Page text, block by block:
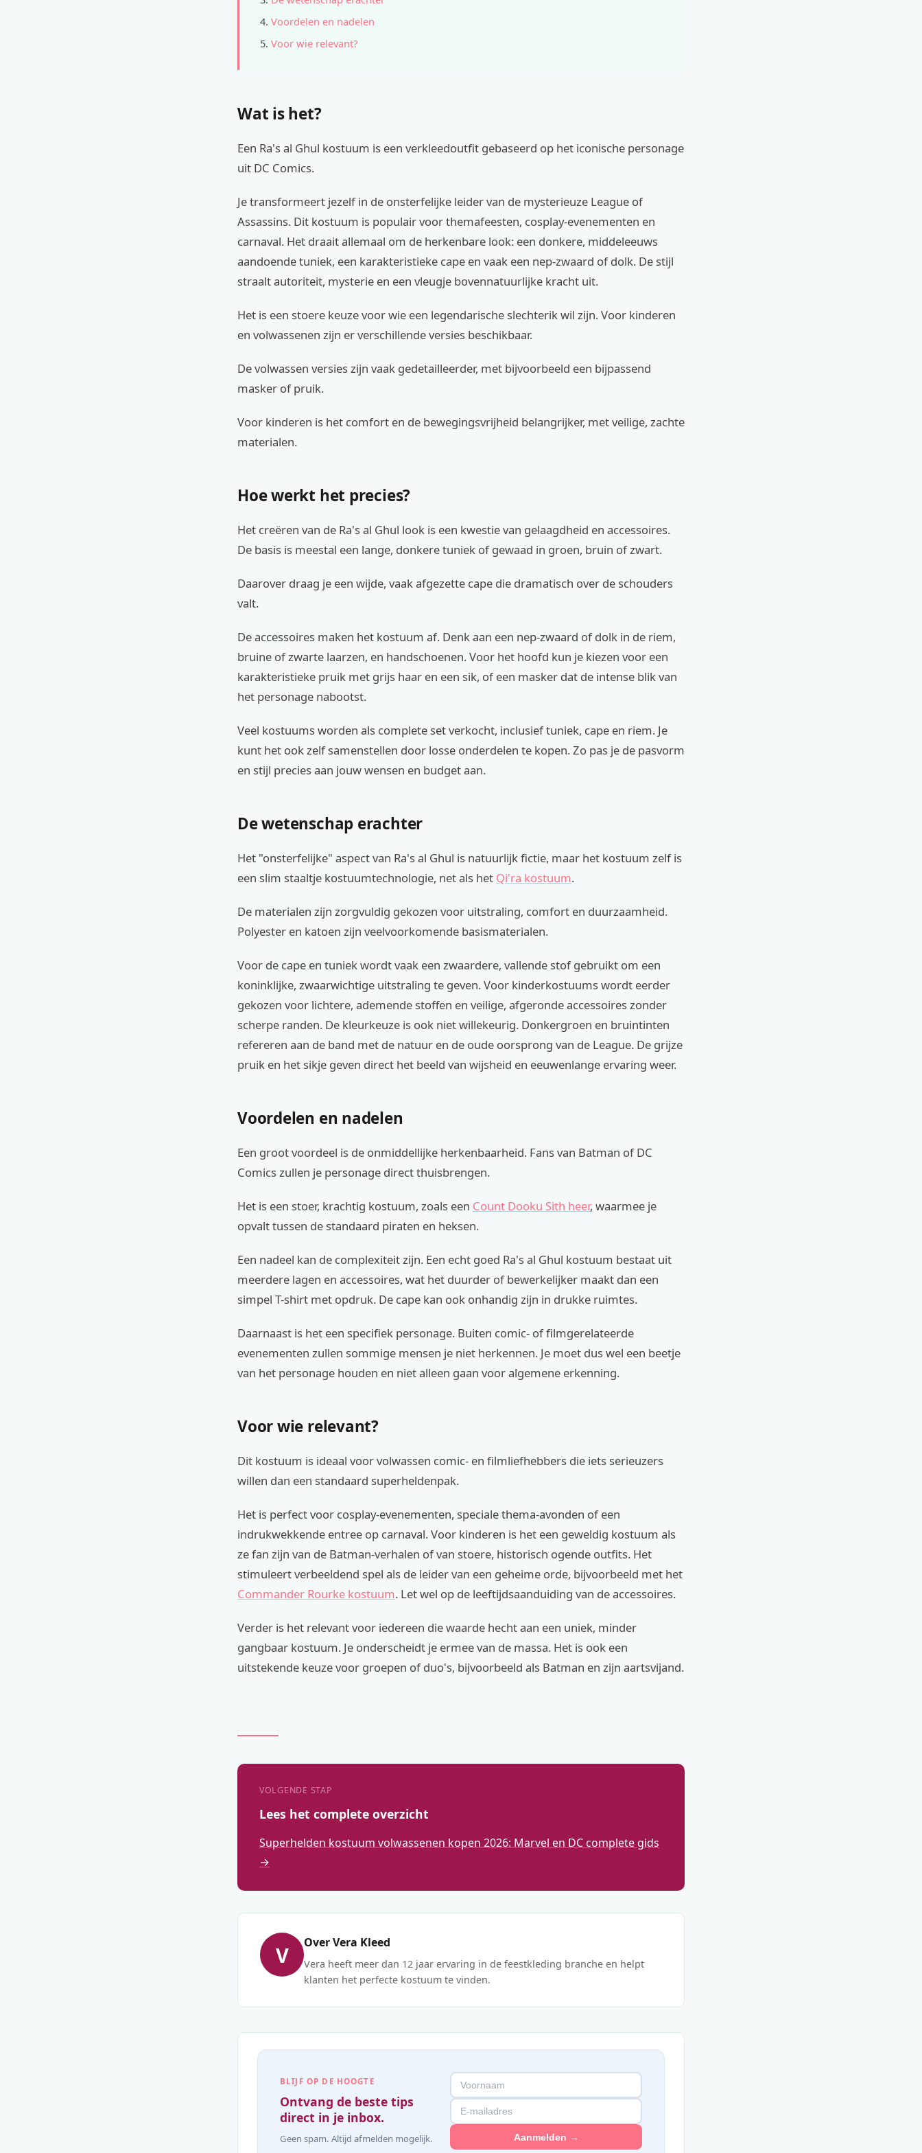
Voordelen en nadelen
Voor wie relevant?
Wat is het?
Een Ra's al Ghul kostuum is een verkleedoutfit gebaseerd op het iconische personage
uit DC Comics.
Je transformeert jezelf in de onsterfelijke leider van de mysterieuze League of
Assassins. Dit kostuum is populair voor themafeesten, cosplay-evenementen en
carnaval. Het draait allemaal om de herkenbare look: een donkere, middeleeuws
aandoende tuniek, een karakteristieke cape en vaak een nep-zwaard of dolk. De stijl
straalt autoriteit, mysterie en een vleugje bovennatuurlijke kracht uit.
Het is een stoere keuze voor wie een legendarische slechterik wil zijn. Voor kinderen
en volwassenen zijn er verschillende versies beschikbaar.
De volwassen versies zijn vaak gedetailleerder, met bijvoorbeeld een bijpassend
masker of pruik.
Voor kinderen is het comfort en de bewegingsvrijheid belangrijker, met veilige, zachte
materialen.
Hoe werkt het precies?
Het creëren van de Ra's al Ghul look is een kwestie van gelaagdheid en accessoires.
De basis is meestal een lange, donkere tuniek of gewaad in groen, bruin of zwart.
Daarover draag je een wijde, vaak afgezette cape die dramatisch over de schouders
valt.
De accessoires maken het kostuum af. Denk aan een nep-zwaard of dolk in de riem,
bruine of zwarte laarzen, en handschoenen. Voor het hoofd kun je kiezen voor een
karakteristieke pruik met grijs haar en een sik, of een masker dat de intense blik van
het personage nabootst.
Veel kostuums worden als complete set verkocht, inclusief tuniek, cape en riem. Je
kunt het ook zelf samenstellen door losse onderdelen te kopen. Zo pas je de pasvorm
en stijl precies aan jouw wensen en budget aan.
De wetenschap erachter
Het "onsterfelijke" aspect van Ra's al Ghul is natuurlijk fictie, maar het kostuum zelf is
een slim staaltje kostuumtechnologie, net als het Qi'ra kostuum.
De materialen zijn zorgvuldig gekozen voor uitstraling, comfort en duurzaamheid.
Polyester en katoen zijn veelvoorkomende basismaterialen.
Voor de cape en tuniek wordt vaak een zwaardere, vallende stof gebruikt om een
koninklijke, zwaarwichtige uitstraling te geven. Voor kinderkostuums wordt eerder
gekozen voor lichtere, ademende stoffen en veilige, afgeronde accessoires zonder
scherpe randen. De kleurkeuze is ook niet willekeurig. Donkergroen en bruintinten
refereren aan de band met de natuur en de oude oorsprong van de League. De grijze
pruik en het sikje geven direct het beeld van wijsheid en eeuwenlange ervaring weer.
Voordelen en nadelen
Een groot voordeel is de onmiddellijke herkenbaarheid. Fans van Batman of DC
Comics zullen je personage direct thuisbrengen.
Het is een stoer, krachtig kostuum, zoals een Count Dooku Sith heer, waarmee je
opvalt tussen de standaard piraten en heksen.
Een nadeel kan de complexiteit zijn. Een echt goed Ra's al Ghul kostuum bestaat uit
meerdere lagen en accessoires, wat het duurder of bewerkelijker maakt dan een
simpel T-shirt met opdruk. De cape kan ook onhandig zijn in drukke ruimtes.
Daarnaast is het een specifiek personage. Buiten comic- of filmgerelateerde
evenementen zullen sommige mensen je niet herkennen. Je moet dus wel een beetje
van het personage houden en niet alleen gaan voor algemene erkenning.
Voor wie relevant?
Dit kostuum is ideaal voor volwassen comic- en filmliefhebbers die iets serieuzers
willen dan een standaard superheldenpak.
Het is perfect voor cosplay-evenementen, speciale thema-avonden of een
indrukwekkende entree op carnaval. Voor kinderen is het een geweldig kostuum als
ze fan zijn van de Batman-verhalen of van stoere, historisch ogende outfits. Het
stimuleert verbeeldend spel als de leider van een geheime orde, bijvoorbeeld met het
Commander Rourke kostuum. Let wel op de leeftijdsaanduiding van de accessoires.
Verder is het relevant voor iedereen die waarde hecht aan een uniek, minder
gangbaar kostuum. Je onderscheidt je ermee van de massa. Het is ook een
uitstekende keuze voor groepen of duo's, bijvoorbeeld als Batman en zijn aartsvijand.
VOLGENDE STAP
Lees het complete overzicht
Superhelden kostuum volwassenen kopen 2026: Marvel en DC complete gids
→
V Over Vera Kleed
Vera heeft meer dan 12 jaar ervaring in de feestkleding branche en helpt
klanten het perfecte kostuum te vinden.
BLIJF OP DE HOOGTE
Ontvang de beste tips
direct in je inbox.
Geen spam. Altijd afmelden mogelijk. Aanmelden →